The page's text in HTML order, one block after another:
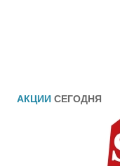
АКЦИИ СЕГОДНЯ